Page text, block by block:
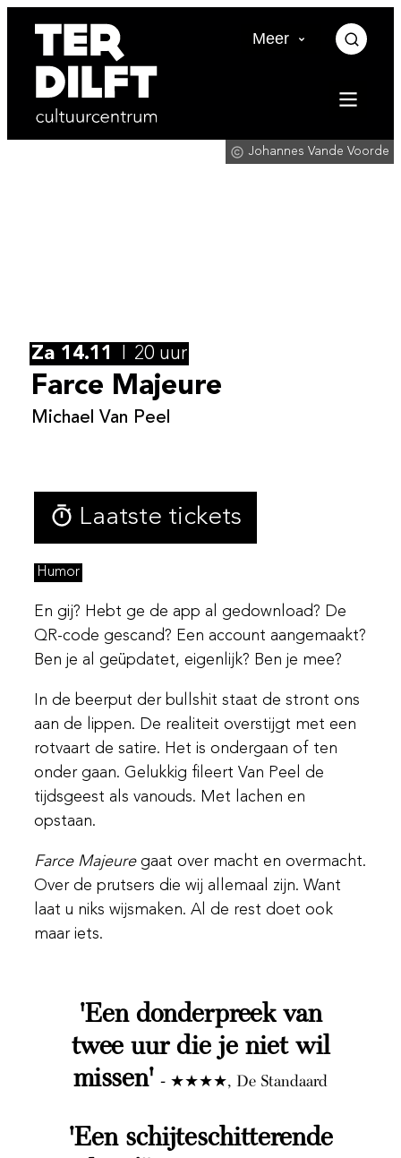
Naar inhoud
Ter Dilft Meer Zoek
Menu
Johannes Vande Voorde
Za 14.11 20 uur
Farce Majeure
Farce Majeure
Michael Van Peel
Laatste tickets
Humor
En gij? Hebt ge de app al gedownload? De
QR-code gescand? Een account aangemaakt?
Ben je al geüpdatet, eigenlijk? Ben je mee?
In de beerput der bullshit staat de stront ons
aan de lippen. De realiteit overstijgt met een
rotvaart de satire. Het is ondergaan of ten
onder gaan. Gelukkig fileert Van Peel de
tijdsgeest als vanouds. Met lachen en
opstaan.
Farce Majeuregaat over macht en overmacht.
Over de prutsers die wij allemaal zijn. Want
laat u niks wijsmaken. Al de rest doet ook
maar iets.
'Een donderpreek van
twee uur die je niet wil
missen' - ★★★★, De Standaard
'Een schijteschitterende